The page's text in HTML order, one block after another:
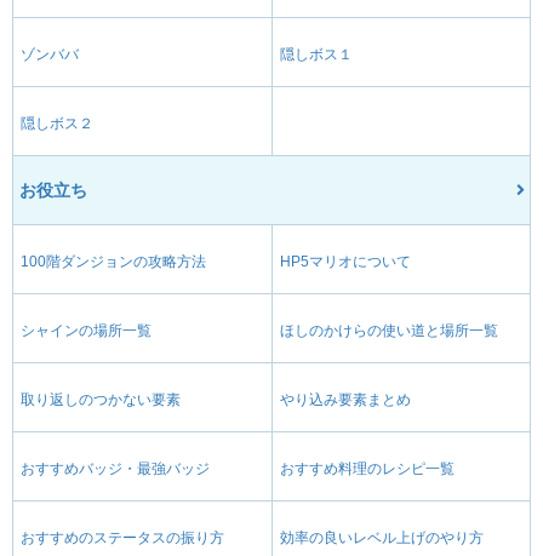
ゾンババ 隠しボス１
隠しボス２
お役立ち
100階ダンジョンの攻略方法 HP5マリオについて
シャインの場所一覧 ほしのかけらの使い道と場所一覧
取り返しのつかない要素 やり込み要素まとめ
おすすめバッジ・最強バッジ おすすめ料理のレシピ一覧
おすすめのステータスの振り方 効率の良いレベル上げのやり方